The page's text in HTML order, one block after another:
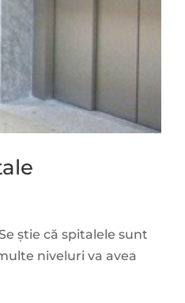
știe că spitalele sunt
niveluri va avea